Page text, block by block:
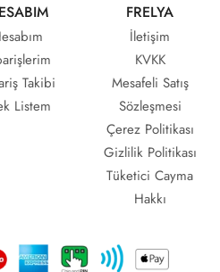
Takibi
Listem
FRELYA
İletişim
KVKK
Mesafeli Satış
Sözleşmesi
Çerez Politikası
Gizlilik Politikası
Tüketici Cayma
Hakkı